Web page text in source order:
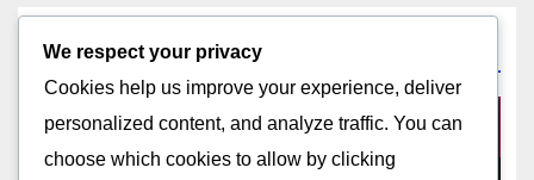
Related Post
We respect your privacy
Cookies help us improve your experience, deliver
personalized content, and analyze traffic. You can
choose which cookies to allow by clicking